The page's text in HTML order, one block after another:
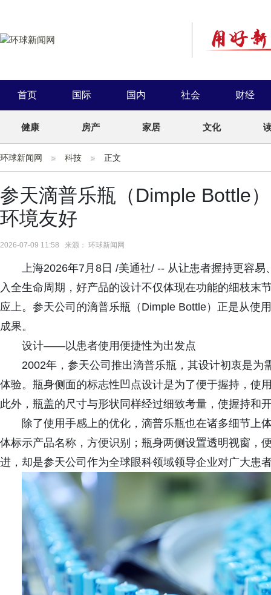
首页 国际 国内 社会 财经
健康 房产 家居 文化
环球新闻网 科技 正文
参天滴普乐瓶（Dimple Bottle
环境友好
2026-07-09 11:58 来源： 环球新闻网
上海2026年7月8日 /美通社/ -- 从让患者握持更容
入全生命周期，好产品的设计不仅体现在功能的细枝末
应上。参天公司的滴普乐瓶（Dimple Bottle）正是从使
成果。
设计——以患者使用便捷性为出发点
2002年，参天公司推出滴普乐瓶，其设计初衷是
体验。瓶身侧面的标志性凹点设计是为了便于握持，使
此外，瓶盖的尺寸与形状同样经过细致考量，使握持和
除了使用手感上的优化，滴普乐瓶也在诸多细节上
体标示产品名称，方便识别；瓶身两侧设置透明视窗，
进，却是参天公司作为全球眼科领域领导企业对广大患